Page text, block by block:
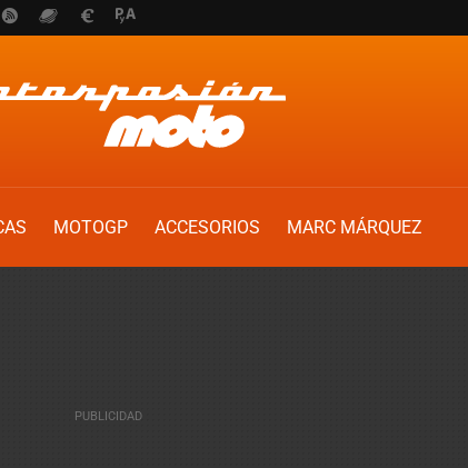
MOTOGP ACCESORIOS
MARC MÁRQUEZ